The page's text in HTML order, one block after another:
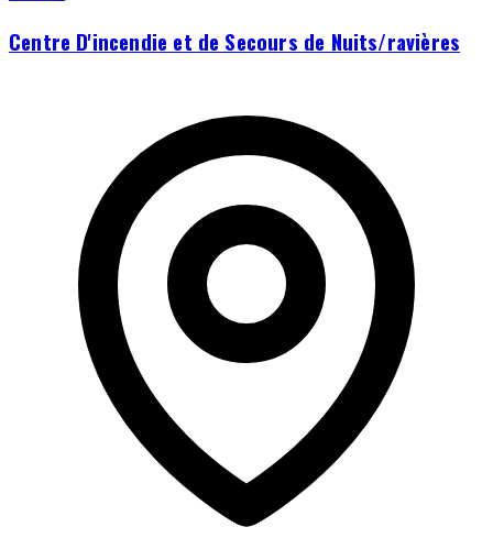
Centre D'incendie et de Secours de Nuits/ravières